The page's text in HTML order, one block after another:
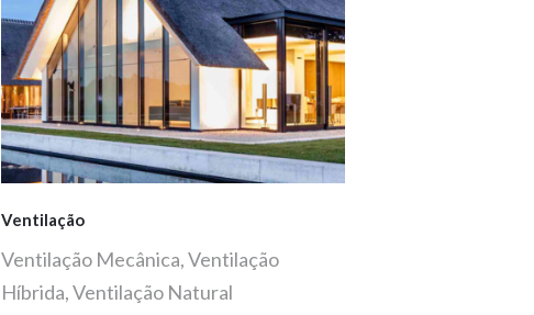
Ventilação
Ventilação Mecânica, Ventilação
Híbrida, Ventilação Natural